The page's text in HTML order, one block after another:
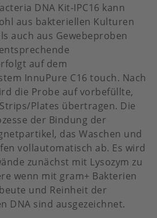
DNA Kit-IPC16 kann
aus bakteriellen Kulturen
auch aus Gewebeproben
auf dem
InnuPure C16 touch. Nach
die Probe auf vorbefüllte,
Plates übertragen. Die
der Bindung der
das Waschen und
vollautomatisch ab. Es wird
zunächst mit Lysozym zu
wenn mit gram+ Bakterien
und Reinheit der
DNA sind ausgezeichnet.